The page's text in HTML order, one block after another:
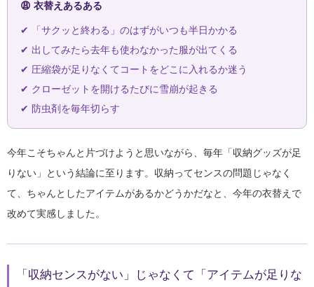
😩 衣替えあるある
✔ 「サクッと終わる」のはずがいつも半日かかる
✔ 出してみたら去年も使わなかった服が出てくる
✔ 圧縮袋が足りなくてコートをどこに入れるか迷う
✔ クローゼットを開けるたびに雪崩が起きる
✔ 防虫剤を毎年切らす
今年こそちゃんと片づけようと思いながら、毎年「収納グッズが足
りない」という結論に至ります。収納ってセンスの問題じゃなく
て、 ちゃんとしたアイテムがあるかどうかだなと、今年の衣替えで
改めて実感しました。
「収納センスがない」じゃなくて「アイテムが足りな